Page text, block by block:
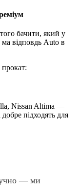
бачити, який у
відповдь Auto в
Nissan Altima —
підходять для
— ми